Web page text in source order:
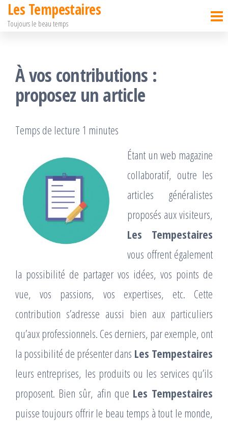
Passer
Les Tempestaires
Toujours le beau temps
À vos contributions :
proposez un article
Temps de lecture 1 minutes
Étant un web magazine
collaboratif, outre les
articles généralistes
proposés aux visiteurs,
Les Tempestaires
vous offrent également
la possibilité de partager vos idées, vos points de
vue, vos passions, vos expertises, etc. Cette
contribution s’adresse aussi bien aux particuliers
qu’aux professionnels. Ces derniers, par exemple, ont
la possibilité de présenter dans Les Tempestaires
leurs entreprises, les produits ou les services qu’ils
proposent. Bien sûr, afin que Les Tempestaires
puisse toujours offrir le beau temps à tout le monde,